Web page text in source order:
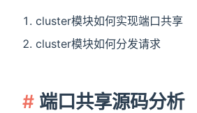
cluster模块如何实现端口共享
cluster模块如何分发请求
端口共享源码分析